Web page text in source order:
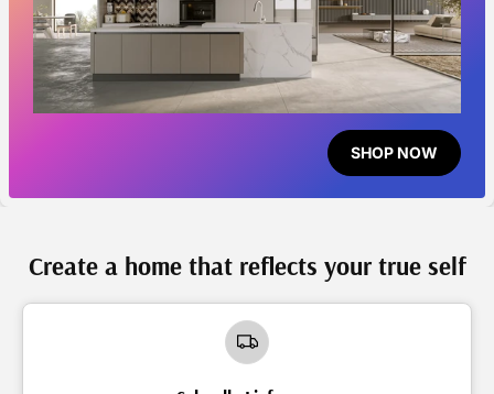
SHOP NOW
Create a home that reflects your true self